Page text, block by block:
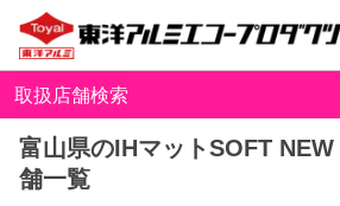
取扱店舗検索
富山県のIHマットSOFT
舗一覧